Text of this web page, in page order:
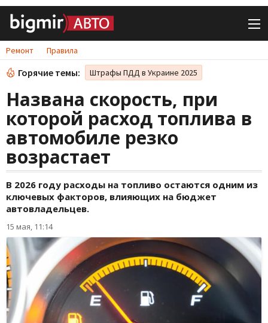
Ремонт Правила
Горячие темы: Штрафы ПДД в Украине 2025
Названа скорость, при
которой расход топлива в
автомобиле резко
возрастает
В 2026 году расходы на топливо остаются одним из
ключевых факторов, влияющих на бюджет
автовладельцев.
15 мая, 11:14